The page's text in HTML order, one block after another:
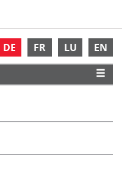
DE FR LU EN